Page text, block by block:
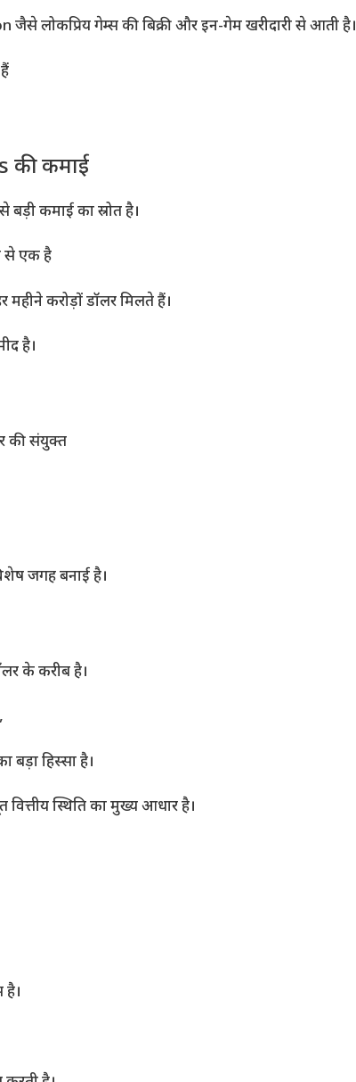
लोकप्रिय गेम्स की बिक्री और इन-गेम खरीदारी से आती है।
की कमाई
कमाई का स्रोत है।
से एक है
करोड़ों डॉलर मिलते हैं।
है।
की संयुक्त
जगह बनाई है।
के करीब है।
बड़ा हिस्सा है।
स्थिति का मुख्य आधार है।